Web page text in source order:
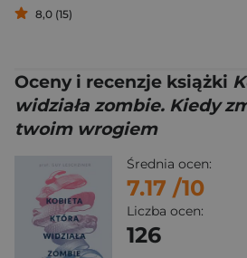
8,0 (15)
Oceny i recenzje książki
widziała zombie. Kiedy
twoim wrogiem
Średnia ocen:
7.17 /10
Liczba ocen:
126